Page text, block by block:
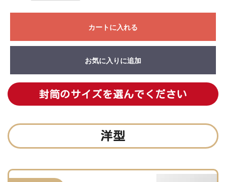
カートに入れる
お気に入りに追加
封筒のサイズを選んでください
洋型